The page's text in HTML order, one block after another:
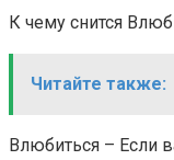
К чему снится
Читайте также:
Влюбиться – Если